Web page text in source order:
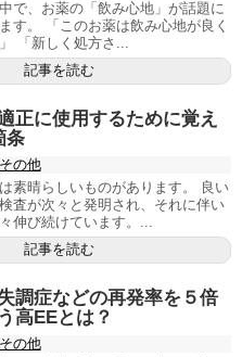
で、お薬の「飲み心地」が話題に
す。 「このお薬は飲み心地が良く
「新しく処方さ...
記事を読む
正に使用するために覚え
条
その他
素晴らしいものがあります。 良い
査が次々と発明され、それに伴い
伸び続けています。...
記事を読む
調症などの再発率を５倍
高EEとは？
その他